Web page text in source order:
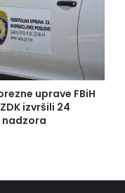
uprave FBiH
izvršili 24
nadzora